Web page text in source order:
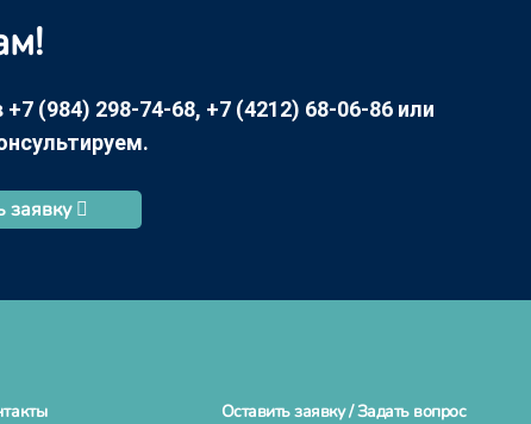
(984) 298-74-68, +7 (4212) 68-06-86 или
заявку
Оставить заявку / Задать вопрос